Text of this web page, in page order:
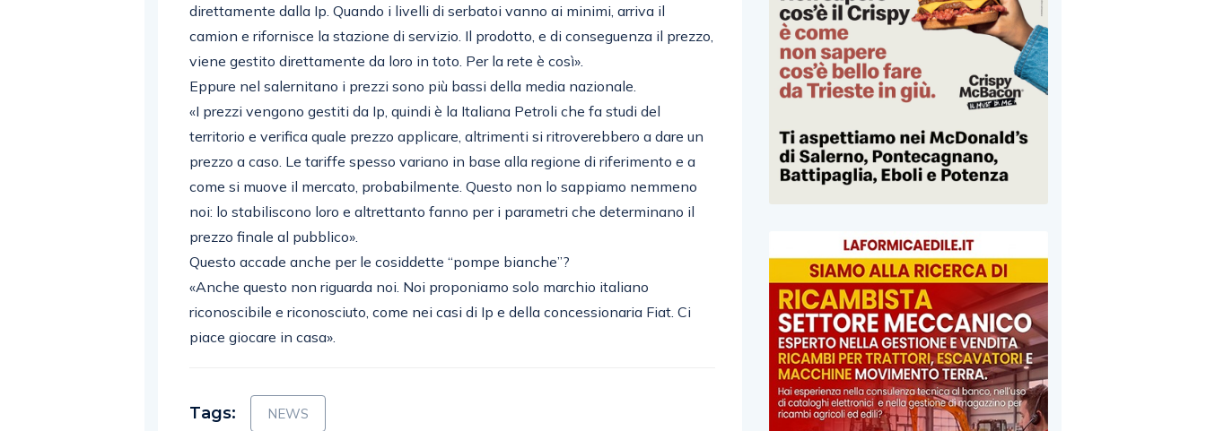
direttamente dalla Ip. Quando i livelli di serbatoi vanno ai minimi, arriva il
camion e rifornisce la stazione di servizio. Il prodotto, e di conseguenza il prezzo,
viene gestito direttamente da loro in toto. Per la rete è così».
Eppure nel salernitano i prezzi sono più bassi della media nazionale.
«I prezzi vengono gestiti da Ip, quindi è la Italiana Petroli che fa studi del
territorio e verifica quale prezzo applicare, altrimenti si ritroverebbero a dare un
prezzo a caso. Le tariffe spesso variano in base alla regione di riferimento e a
come si muove il mercato, probabilmente. Questo non lo sappiamo nemmeno
noi: lo stabiliscono loro e altrettanto fanno per i parametri che determinano il
prezzo finale al pubblico».
Questo accade anche per le cosiddette “pompe bianche”?
«Anche questo non riguarda noi. Noi proponiamo solo marchio italiano
riconoscibile e riconosciuto, come nei casi di Ip e della concessionaria Fiat. Ci
piace giocare in casa».
Tags: NEWS